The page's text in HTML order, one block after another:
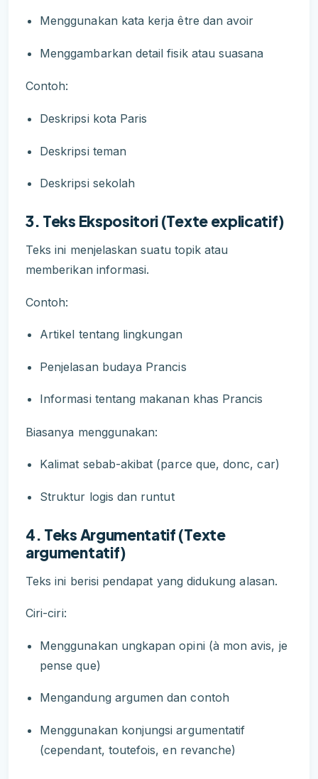
Menggunakan kata kerja être dan avoir
Menggambarkan detail fisik atau suasana
Contoh:
Deskripsi kota Paris
Deskripsi teman
Deskripsi sekolah
3. Teks Ekspositori (Texte explicatif)
Teks ini menjelaskan suatu topik atau
memberikan informasi.
Contoh:
Artikel tentang lingkungan
Penjelasan budaya Prancis
Informasi tentang makanan khas Prancis
Biasanya menggunakan:
Kalimat sebab-akibat (parce que, donc, car)
Struktur logis dan runtut
4. Teks Argumentatif (Texte
argumentatif)
Teks ini berisi pendapat yang didukung alasan.
Ciri-ciri:
Menggunakan ungkapan opini (à mon avis, je
pense que)
Mengandung argumen dan contoh
Menggunakan konjungsi argumentatif
(cependant, toutefois, en revanche)